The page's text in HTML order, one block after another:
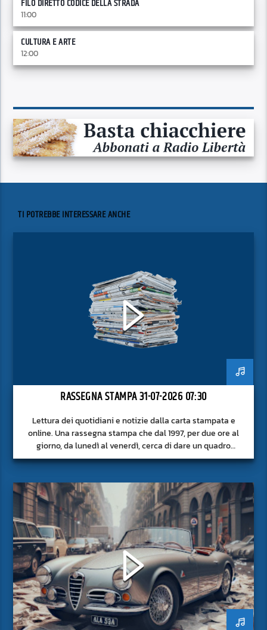
FILO DIRETTO CODICE DELLA STRADA
11:00
CULTURA E ARTE
12:00
TI POTREBBE INTERESSARE ANCHE
RASSEGNA STAMPA 31-07-2026 07:30
Lettura dei quotidiani e notizie dalla carta stampata e
online. Una rassegna stampa che dal 1997, per due ore al
giorno, da lunedì al venerdì, cerca di dare un quadro
approfondito delle notizie del giorno, senza fermarsi alla